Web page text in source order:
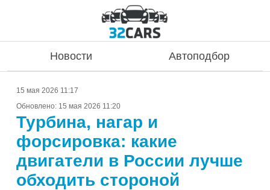
Новости Автоподбор
15 мая 2026 11:17
Обновлено: 15 мая 2026 11:20
Турбина, нагар и
форсировка: какие
двигатели в России лучше
обходить стороной